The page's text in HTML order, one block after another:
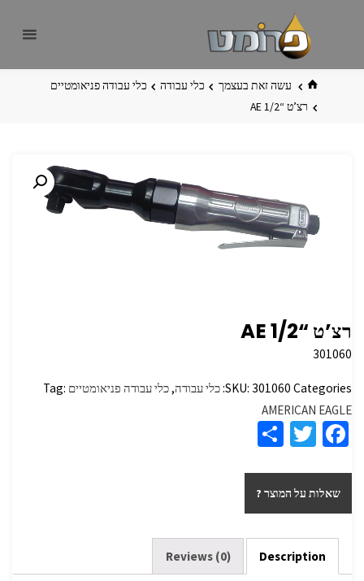
בית עשה זאת בעצמך כלי עבודה
כלי עבודה פניאומטיים
רצ’ט “AE 1/2
רצ’ט “AE 1/2
301060
SKU: 301060 Categories: כלי עבודה,כלי עבודה פניאומטיים Tag:
AMERICAN EAGLE
Fa
b
o
o
k
T
tt
er
ar
e
שאלות על המוצר ?
Description
Reviews (0)